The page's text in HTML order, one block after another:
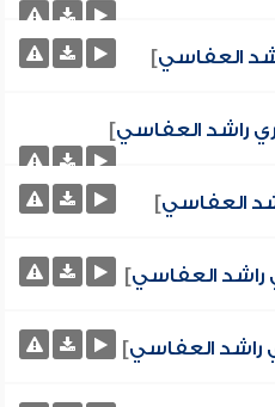
العفاسي]
راشد العفاسي]
العفاسي]
راشد العفاسي]
راشد العفاسي]